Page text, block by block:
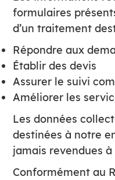
formulaires
d’un traitement
Répondre aux
Établir des devis
Assurer le suivi
Améliorer les
Les données
destinées à notre
jamais revendues
Conformément au